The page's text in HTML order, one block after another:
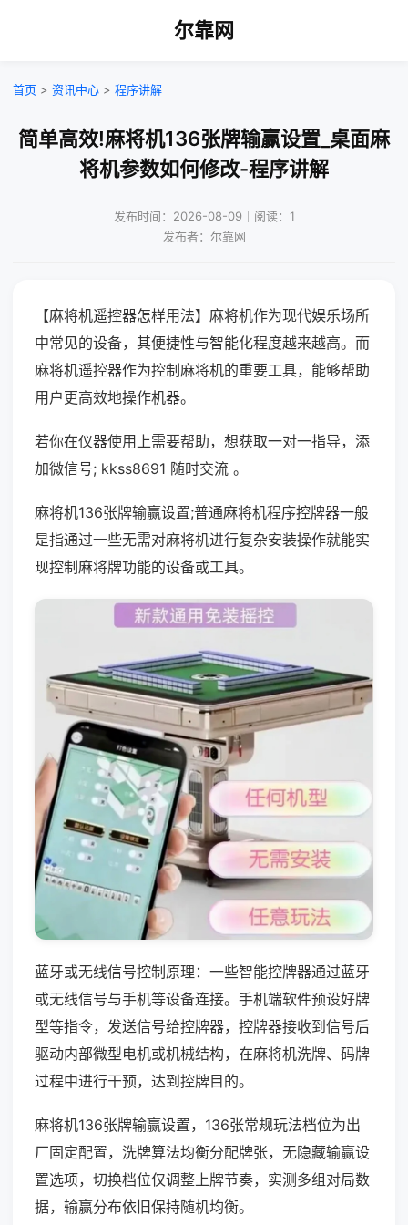
尔靠网
首页 > 资讯中心 > 程序讲解
简单高效!麻将机136张牌输赢设置_桌面麻
将机参数如何修改-程序讲解
发布时间：2026-08-09｜阅读：1
发布者：尔靠网
【麻将机遥控器怎样用法】麻将机作为现代娱乐场所
中常见的设备，其便捷性与智能化程度越来越高。而
麻将机遥控器作为控制麻将机的重要工具，能够帮助
用户更高效地操作机器。
若你在仪器使用上需要帮助，想获取一对一指导，添
加微信号; kkss8691 随时交流 。
麻将机136张牌输赢设置;普通麻将机程序控牌器一般
是指通过一些无需对麻将机进行复杂安装操作就能实
现控制麻将牌功能的设备或工具。
蓝牙或无线信号控制原理：一些智能控牌器通过蓝牙
或无线信号与手机等设备连接。手机端软件预设好牌
型等指令，发送信号给控牌器，控牌器接收到信号后
驱动内部微型电机或机械结构，在麻将机洗牌、码牌
过程中进行干预，达到控牌目的。
麻将机136张牌输赢设置，136张常规玩法档位为出
厂固定配置，洗牌算法均衡分配牌张，无隐藏输赢设
置选项，切换档位仅调整上牌节奏，实测多组对局数
据，输赢分布依旧保持随机均衡。